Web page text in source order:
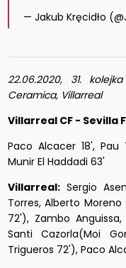
— Jakub Kręcidło
22.06.2020, 31.
Ceramica, Villarreal
Villarreal CF - Sevilla
Paco Alcacer 18',
Munir El Haddadi 63'
Villarreal: Sergio
Torres, Alberto
72'), Zambo
Santi Cazorla(Moi
Trigueros 72'), Paco